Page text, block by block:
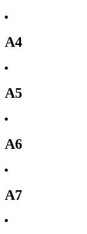
A4
A5
A6
A7